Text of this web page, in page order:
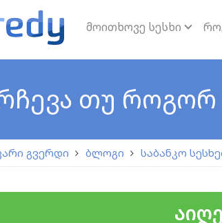
მოითხოვე სესხი
თუ
გვერდი ბლოგი საბანკო